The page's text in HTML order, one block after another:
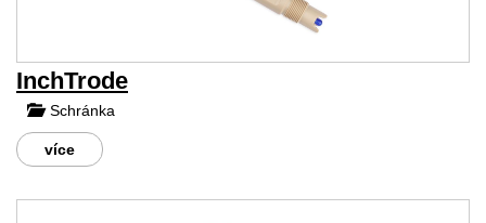
InchTrode
Schránka
více